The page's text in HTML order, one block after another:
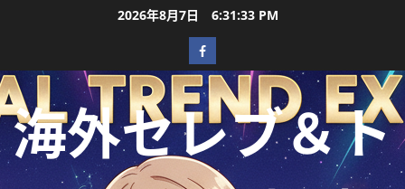
2026年8月7日 6:31:34 PM
海外セレブ＆ト